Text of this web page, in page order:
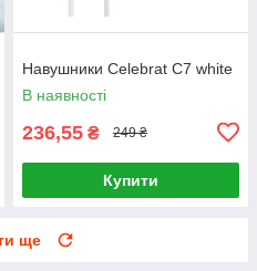
Навушники Celebrat С7 white
В наявності
236,55 ₴ 249 ₴
Купити
ще